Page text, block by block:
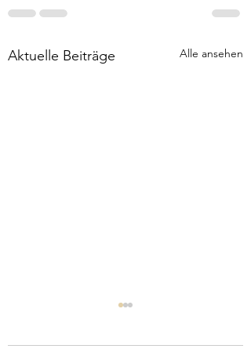
Aktuelle Beiträge Alle ansehen